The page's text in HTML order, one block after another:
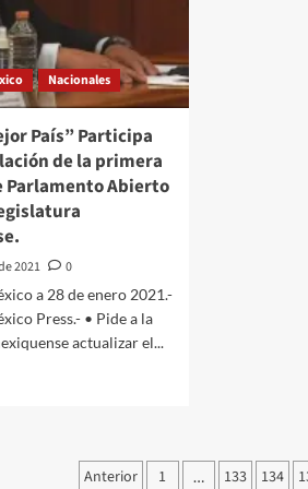
Nacionales
País” Participa
de la primera
Parlamento Abierto
2021
0
a 28 de enero 2021.-
Press.- • Pide a la
actualizar el...
Paginación
Anterior 1 … 133 134